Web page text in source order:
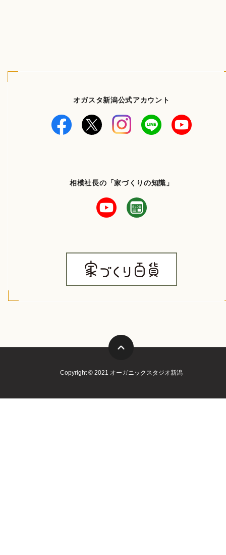
オガスタ新潟公式アカウント
相模社長の「家づくりの知識」
Copyright © 2021 オーガニックスタジオ新潟